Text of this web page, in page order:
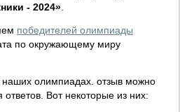
- 2024».
победителей олимпиады
по окружающему миру
олимпиадах. отзыв можно
ответов. Вот некоторые из них: